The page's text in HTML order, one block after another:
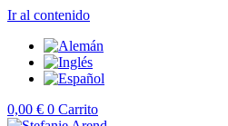
Ir al contenido
0,00 € 0 Carrito